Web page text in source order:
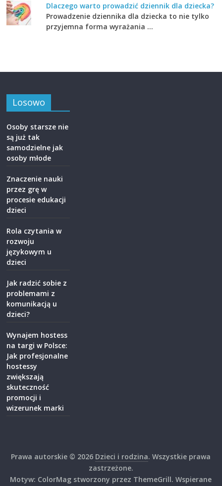
Dlaczego warto prowadzić dziennik dla dziecka?
Prowadzenie dziennika dla dziecka to nie tylko
przyjemna forma wyrażania …
Losowo
Osoby starsze nie
są już tak
samodzielne jak
osoby młode
Znaczenie nauki
przez grę w
procesie edukacji
dzieci
Rola czytania w
rozwoju
językowym u
dzieci
Jak radzić sobie z
problemami z
komunikacją u
dzieci?
Wynajem hostess
na targi w Polsce:
Jak profesjonalne
hostessy
zwiększają
skuteczność
promocji i
wizerunek marki
Prawa autorskie © 2026 Dzieci i rodzina. Wszystkie prawa
zastrzeżone.
Motyw: ColorMag stworzony przez ThemeGrill. Wspierane